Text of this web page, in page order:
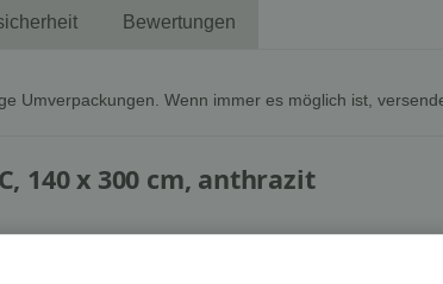
Bewertungen
Umverpackungen. Wenn immer es möglich ist,
140 x 300 cm, anthrazit
PVC-Rohren, ca. 0,4 mm stark, für alle